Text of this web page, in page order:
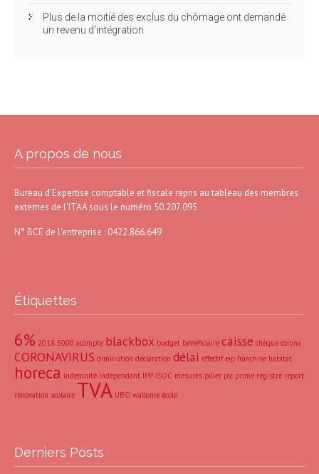
Plus de la moitié des exclus du chômage ont demandé
un revenu d'intégration
A propos de nous
Bureau d'Expertise comptable et fiscale repris au tableau des membres
externes de l'ITAA sous le numéro 50.207.095
N° BCE de l'entreprise : 0422.866.649
Étiquettes
6% 2018 5000 acompte blackbox budget bénéficiaire caisse chèque corona
CORONAVIRUS diminution déclaration délai effectif eip franchise habitat
horeca indemnité indépendant IPP ISOC mesures pilier plc prime registre report
rénovation scolaire TVA UBO wallonie école
Derniers Posts